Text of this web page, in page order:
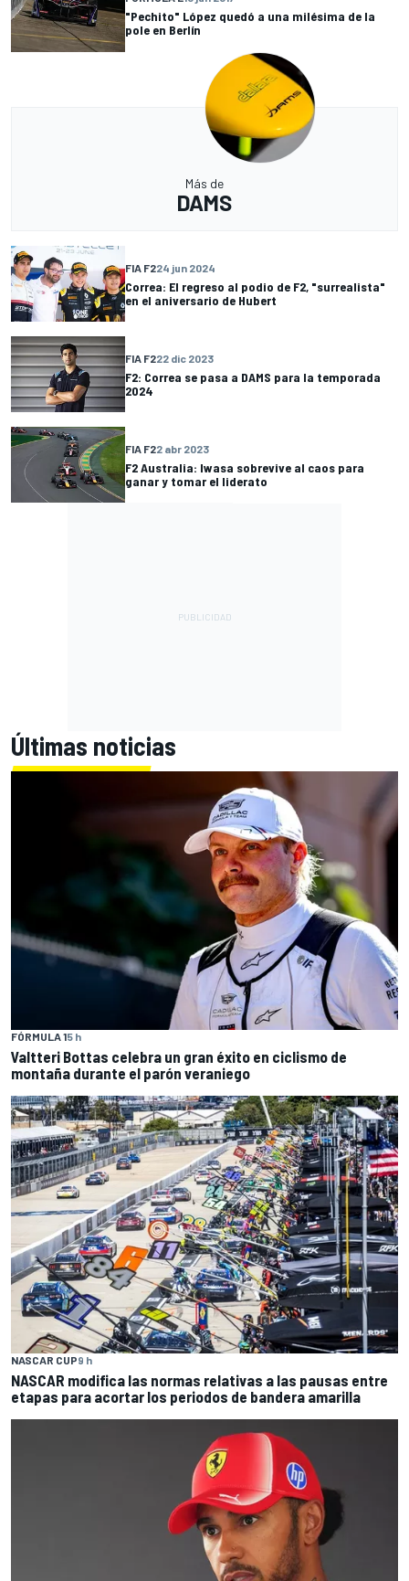
"Pechito" López quedó a una milésima de la
pole en Berlín
Más de
DAMS
FIA F224 jun 2024
Correa: El regreso al podio de F2, "surrealista"
en el aniversario de Hubert
FIA F222 dic 2023
F2: Correa se pasa a DAMS para la temporada
2024
FIA F22 abr 2023
F2 Australia: Iwasa sobrevive al caos para
ganar y tomar el liderato
Últimas noticias
FÓRMULA 15 h
Valtteri Bottas celebra un gran éxito en ciclismo de
montaña durante el parón veraniego
NASCAR CUP9 h
NASCAR modifica las normas relativas a las pausas entre
etapas para acortar los periodos de bandera amarilla